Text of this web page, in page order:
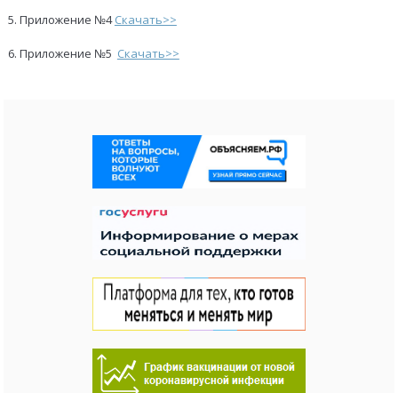
5. Приложение №4Скачать>>
6. Приложение №5 Скачать>>